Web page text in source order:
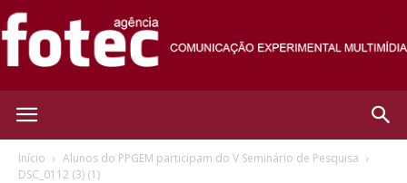
Início
Alunos do PPGEM participam do V Seminário de Pesquisa
DSC_0112 (3) (1)